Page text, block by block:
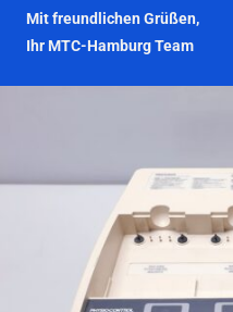
Mit freundlichen Grüßen,
Ihr MTC-Hamburg Team